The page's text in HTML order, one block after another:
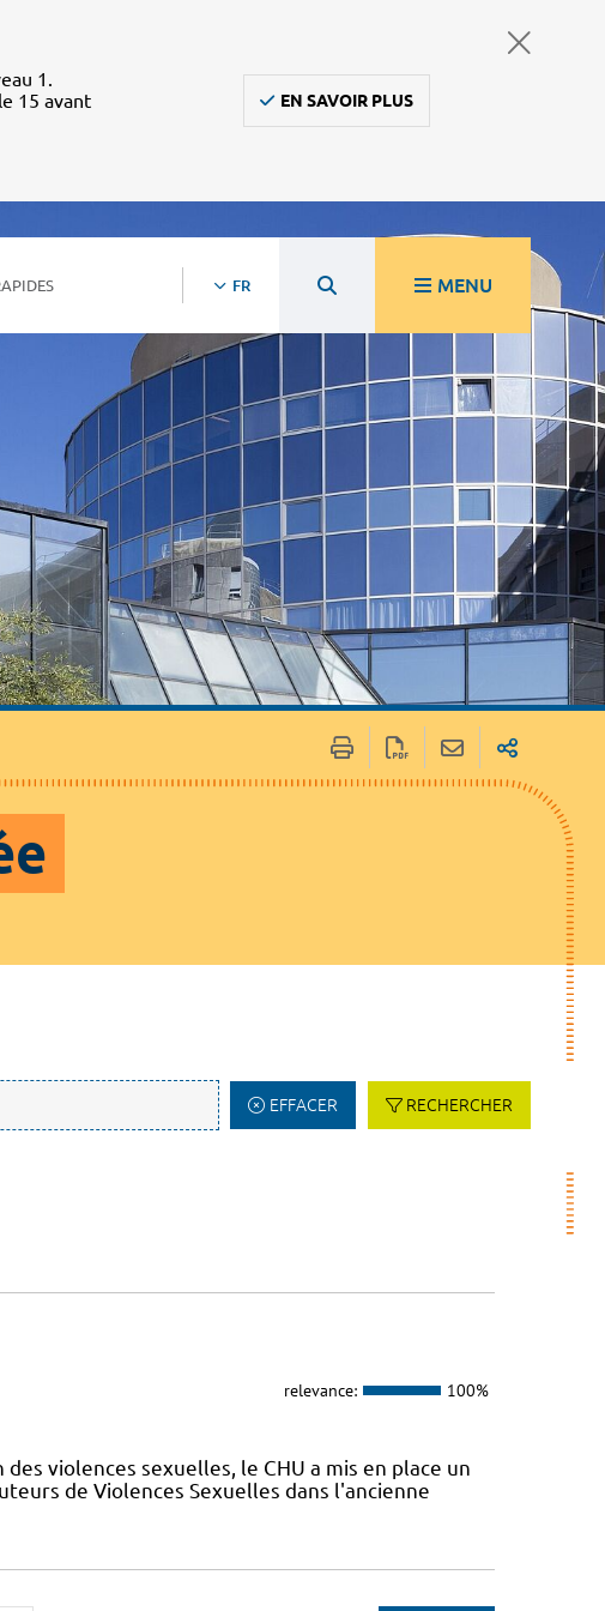
1.
15 avant
EN SAVOIR PLUS
FR MENU
EFFACER RECHERCHER
relevance: 100%
violences sexuelles, le CHU a mis en place un
de Violences Sexuelles dans l'ancienne